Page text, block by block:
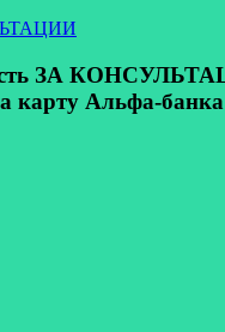
ЗА
карту Альфа-